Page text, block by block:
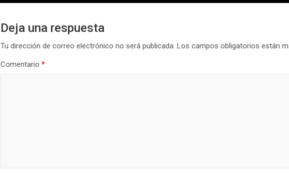
Deja una respuesta
Tu dirección de correo electrónico no será publicada. Los campos obligatorios están
Comentario*